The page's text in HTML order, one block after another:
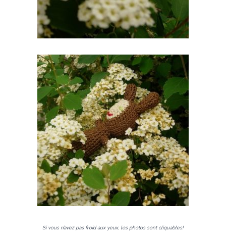
Si vous n’avez pas froid aux yeux, les photos sont cliquables!